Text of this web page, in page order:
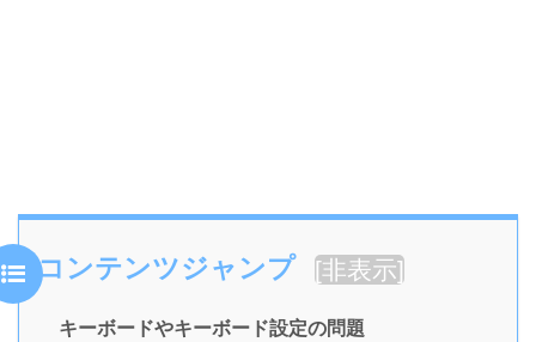
コンテンツジャンプ [非表示]
キーボードやキーボード設定の問題